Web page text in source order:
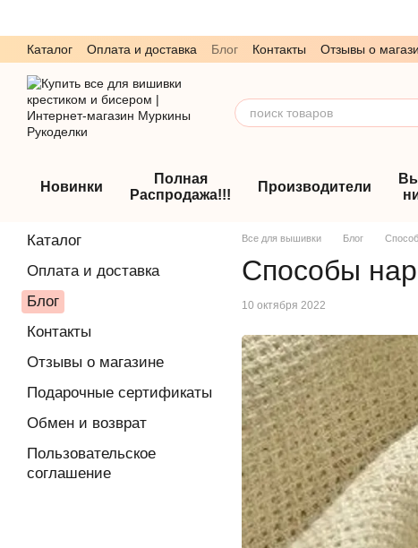
Каталог Оплата и доставка Блог Контакты Отзывы о
Обмен и возврат
Пользовательское соглашение
Новинки
Полная
Распродажа!!!
Производители
Все для вышивки Блог
Способы
10 октября 2022
Каталог
Оплата и доставка
Блог
Контакты
Отзывы о магазине
Подарочные сертификаты
Обмен и возврат
Пользовательское
соглашение